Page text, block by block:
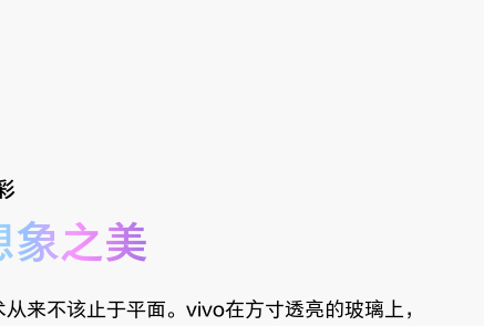
象之美
来不该止于平面。vivo在方寸透亮的玻璃上，